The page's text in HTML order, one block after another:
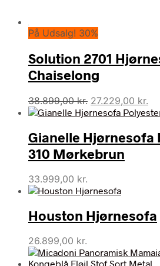
På Udsalg! 30%
Solution 2701
Chaiselong
38.899,00kr. Den
oprindelige
var:
38.899,00 kr..
27.229,00 kr.
er:
Gianelle Hjørnesofa
310 Mørkebrun
33.999,00 kr.
Houston Hjørnesofa
26.899,00 kr.